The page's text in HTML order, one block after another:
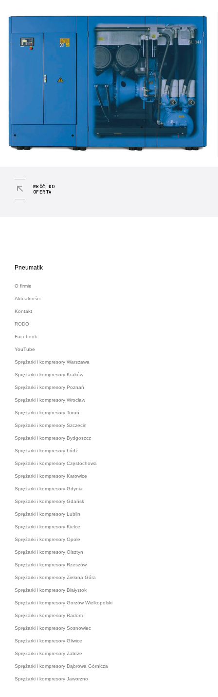
WRÓĆ DO
OFERTA
Pneumatik
O firmie
Aktualności
Kontakt
RODO
Facebook
YouTube
Sprężarki i kompresory Warszawa
Sprężarki i kompresory Kraków
Sprężarki i kompresory Poznań
Sprężarki i kompresory Wrocław
Sprężarki i kompresory Toruń
Sprężarki i kompresory Szczecin
Sprężarki i kompresory Bydgoszcz
Sprężarki i kompresory Łódź
Sprężarki i kompresory Częstochowa
Sprężarki i kompresory Katowice
Sprężarki i kompresory Gdynia
Sprężarki i kompresory Gdańsk
Sprężarki i kompresory Lublin
Sprężarki i kompresory Kielce
Sprężarki i kompresory Opole
Sprężarki i kompresory Olsztyn
Sprężarki i kompresory Rzeszów
Sprężarki i kompresory Zielona Góra
Sprężarki i kompresory Białystok
Sprężarki i kompresory Gorzów Wielkopolski
Sprężarki i kompresory Radom
Sprężarki i kompresory Sosnowiec
Sprężarki i kompresory Gliwice
Sprężarki i kompresory Zabrze
Sprężarki i kompresory Dąbrowa Górnicza
Sprężarki i kompresory Jaworzno